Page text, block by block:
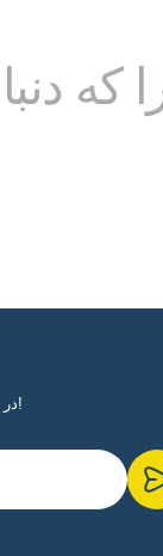
که
در خبرنامه الکترونیکی ما مشترک شوید تا فوراً از کمپین ها و فرصت ها مطلع شوید!